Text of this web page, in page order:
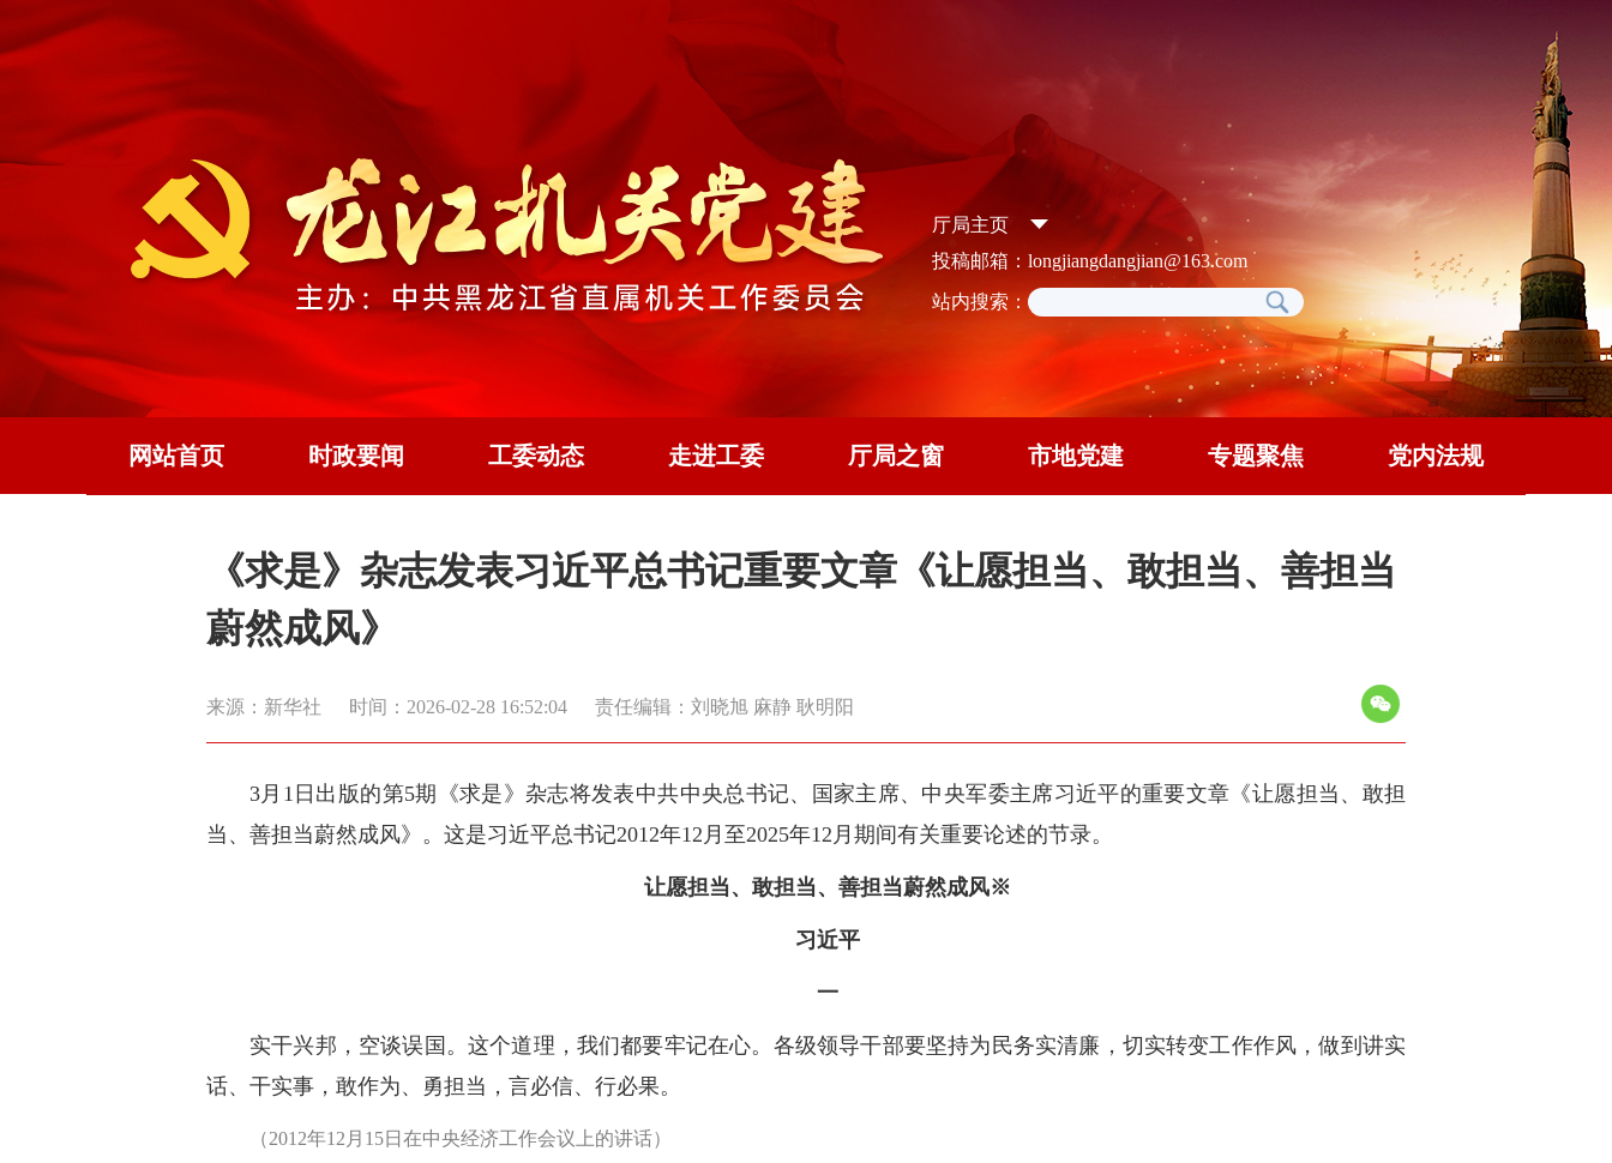
厅局主页
投稿邮箱：longjiangdangjian@163.com
站内搜索：
网站首页 时政要闻 工委动态 走进工委 厅局之窗 市地党建 专题聚焦 党内法规
《求是》杂志发表习近平总书记重要文章《让愿担当、敢担当、善担当
蔚然成风》
来源：新华社 时间：2026-02-28 16:52:04 责任编辑：刘晓旭 麻静 耿明阳
3月1日出版的第5期《求是》杂志将发表中共中央总书记、国家主席、中央军委主席习近平的重要文章《让愿担当、敢担
当、善担当蔚然成风》。这是习近平总书记2012年12月至2025年12月期间有关重要论述的节录。
让愿担当、敢担当、善担当蔚然成风※
习近平
一
实干兴邦，空谈误国。这个道理，我们都要牢记在心。各级领导干部要坚持为民务实清廉，切实转变工作作风，做到讲实
话、干实事，敢作为、勇担当，言必信、行必果。
（2012年12月15日在中央经济工作会议上的讲话）